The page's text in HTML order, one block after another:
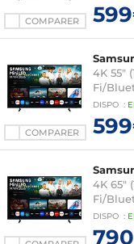
COMPARER
COMPARER
4K 55"
Fi/
DISPO :
4K 65"
Fi/
DISPO :